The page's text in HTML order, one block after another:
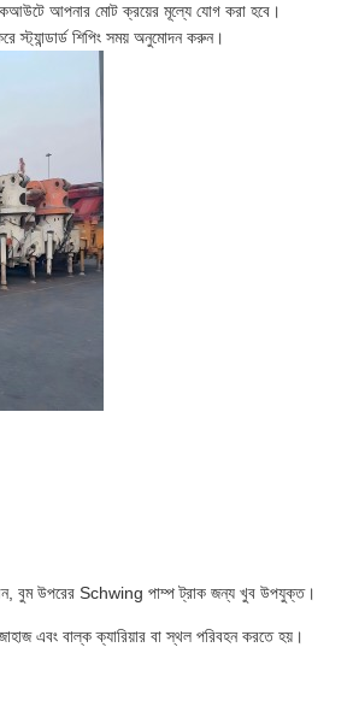
আপনার মোট ক্রয়ের মূল্যে যোগ করা হবে।
স্ট্যান্ডার্ড শিপিং সময় অনুমোদন করুন।
বুম উপরের Schwing পাম্প ট্রাক জন্য খুব উপযুক্ত।
এবং বাল্ক ক্যারিয়ার বা স্থল পরিবহন করতে হয়।